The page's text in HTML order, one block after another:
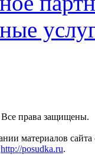
права защищены.
материалов сайта
http://posudka.ru.